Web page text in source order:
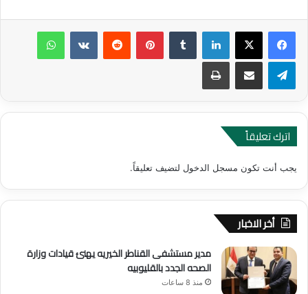
لينكدإن بينتيريست
اترك تعليقاً
يجب أنت تكون مسجل الدخول لتضيف تعليقاً.
أخر الاخبار
مدير مستشفى القناطر الخيريه يهنئ قيادات وزارة
الصحه الجدد بالقليوبيه
منذ 8 ساعات